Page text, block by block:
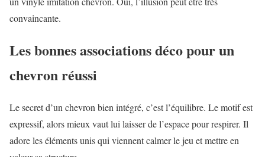
convaincante.
Les bonnes associations déco pour un
chevron réussi
Le secret d’un chevron bien intégré, c’est l’équilibre. Le motif est
expressif, alors mieux vaut lui laisser de l’espace pour respirer. Il
adore les éléments unis qui viennent calmer le jeu et mettre en